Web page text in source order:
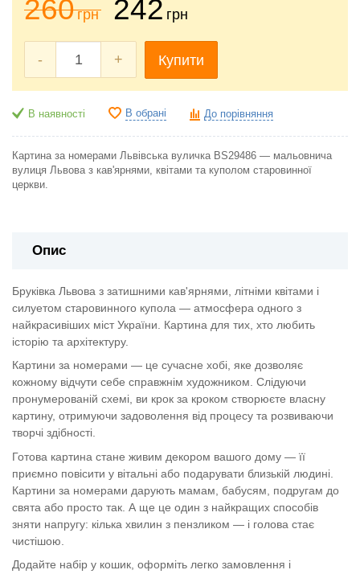
260грн 242 грн
- + Купити
В наявності В обрані До порівняння
Картина за номерами Львівська вуличка BS29486 — мальовнича
вулиця Львова з кав'ярнями, квітами та куполом старовинної
церкви.
Опис
Бруківка Львова з затишними кав'ярнями, літніми квітами і
силуетом старовинного купола — атмосфера одного з
найкрасивіших міст України. Картина для тих, хто любить
історію та архітектуру.
Картини за номерами — це сучасне хобі, яке дозволяє
кожному відчути себе справжнім художником. Слідуючи
пронумерованій схемі, ви крок за кроком створюєте власну
картину, отримуючи задоволення від процесу та розвиваючи
творчі здібності.
Готова картина стане живим декором вашого дому — її
приємно повісити у вітальні або подарувати близькій людині.
Картини за номерами дарують мамам, бабусям, подругам до
свята або просто так. А ще це один з найкращих способів
зняти напругу: кілька хвилин з пензликом — і голова стає
чистішою.
Додайте набір у кошик, оформіть легко замовлення і